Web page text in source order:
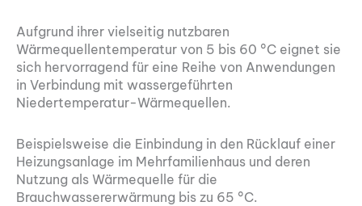
Aufgrund ihrer vielseitig nutzbaren
Wärmequellentemperatur von 5 bis 60 °C eignet sie
sich hervorragend für eine Reihe von Anwendungen
in Verbindung mit wassergeführten
Niedertemperatur-Wärmequellen.
Beispielsweise die Einbindung in den Rücklauf einer
Heizungsanlage im Mehrfamilienhaus und deren
Nutzung als Wärmequelle für die
Brauchwassererwärmung bis zu 65 °C.